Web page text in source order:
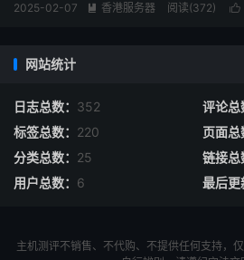

2025-02-07  香港服务器 阅读(372)
网站统计
日志总数： 352 评论总
标签总数： 220 页面总
分类总数： 25 链接总
用户总数： 6 最后更
主机测评不销售、不代购、不提供任何支持，